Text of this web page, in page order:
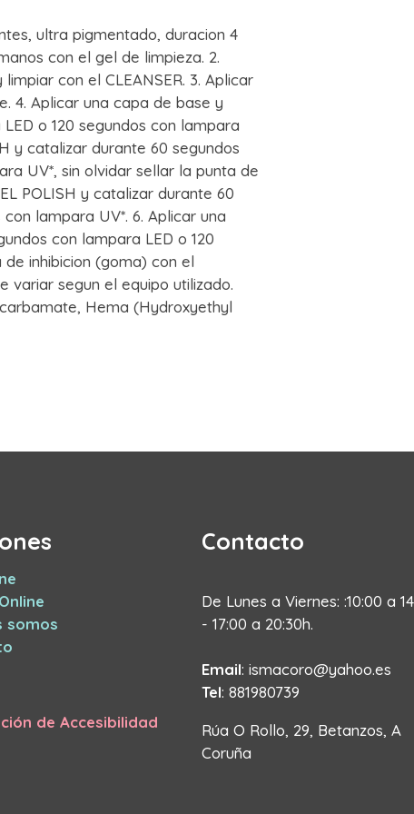
ultra pigmentado, duracion 4
con el gel de limpieza. 2.
con el CLEANSER. 3. Aplicar
4. Aplicar una capa de base y
o 120 segundos con lampara
y catalizar durante 60 segundos
UV*, sin olvidar sellar la punta de
POLISH y catalizar durante 60
lampara UV*. 6. Aplicar una
con lampara LED o 120
inhibicion (goma) con el
variar segun el equipo utilizado.
Hema (Hydroxyethyl
somos
de Accesibilidad
Contacto
De Lunes a Viernes: :10:00 a
- 17:00 a 20:30h.
Email: ismacoro@yahoo.es
Tel: 881980739
Rúa O Rollo, 29, Betanzos, A
Coruña